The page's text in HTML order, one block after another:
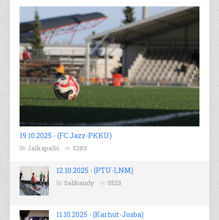
19.10.2025 - (FC Jazz-PKKU)
Jalkapallo 5383
12.10.2025 - (PTU-LNM)
Salibandy 5523
11.10.2025 - (Karhut-Josba)